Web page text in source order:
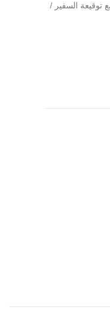
ليبيا و اسبانيا مع توقيعة السفير /